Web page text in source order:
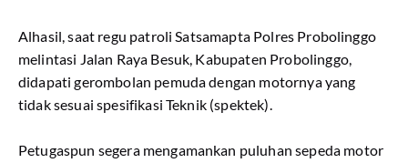
Alhasil, saat regu patroli Satsamapta Polres Probolinggo
melintasi Jalan Raya Besuk, Kabupaten Probolinggo,
didapati gerombolan pemuda dengan motornya yang
tidak sesuai spesifikasi Teknik (spektek).
Petugaspun segera mengamankan puluhan sepeda motor